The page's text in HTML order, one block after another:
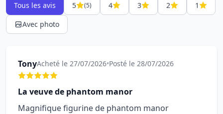
Tous les avis 5 (5) 4 3 2
1
Avec photo
TonyAcheté le 27/07/2026•Posté le 28/07/2026
La veuve de phantom manor
Magnifique figurine de phantom manor